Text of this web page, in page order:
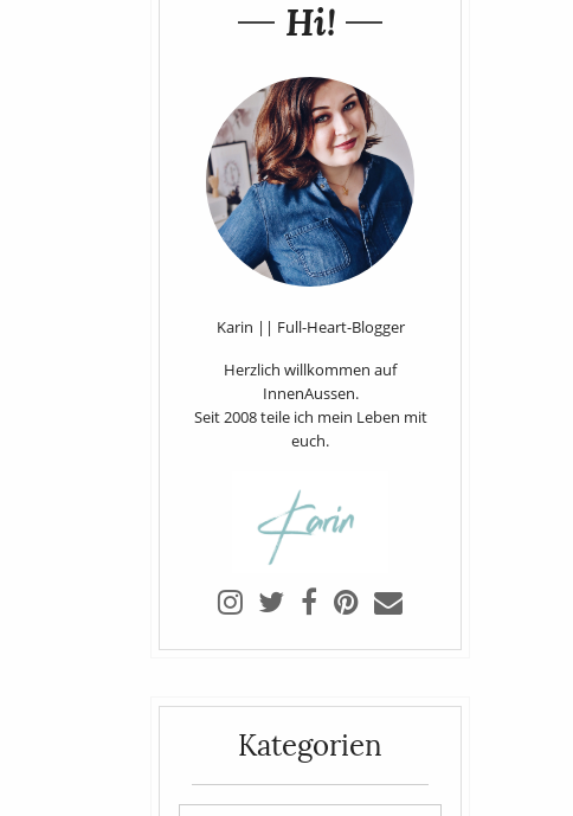
Hi!
Karin || Full-Heart-Blogger
Herzlich willkommen auf
InnenAussen.
Seit 2008 teile ich mein Leben mit
euch.
Kategorien